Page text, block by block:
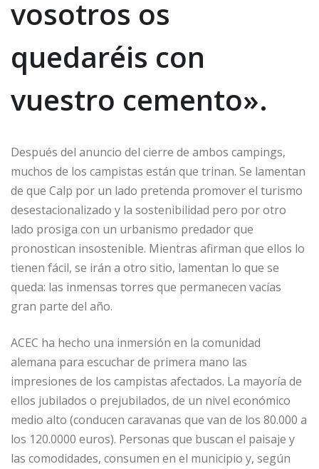
vosotros os
quedaréis con
vuestro cemento».
Después del anuncio del cierre de ambos campings,
muchos de los campistas están que trinan. Se lamentan
de que Calp por un lado pretenda promover el turismo
desestacionalizado y la sostenibilidad pero por otro
lado prosiga con un urbanismo predador que
pronostican insostenible. Mientras afirman que ellos lo
tienen fácil, se irán a otro sitio, lamentan lo que se
queda: las inmensas torres que permanecen vacías
gran parte del año.
ACEC ha hecho una inmersión en la comunidad
alemana para escuchar de primera mano las
impresiones de los campistas afectados. La mayoría de
ellos jubilados o prejubilados, de un nivel económico
medio alto (conducen caravanas que van de los 80.000 a
los 120.0000 euros). Personas que buscan el paisaje y
las comodidades, consumen en el municipio y, según